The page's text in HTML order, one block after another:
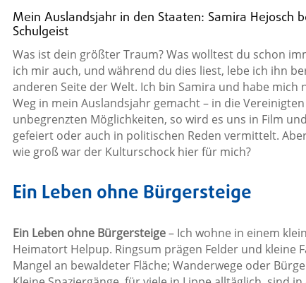
Mein Auslandsjahr in den Staaten: Samira Hejosch
Schulgeist
Was ist dein größter Traum? Was wolltest du schon
ich mir auch, und während du dies liest, lebe ich ihn
anderen Seite der Welt. Ich bin Samira und habe mich
Weg in mein Auslandsjahr gemacht – in die
unbegrenzten Möglichkeiten, so wird es uns in Film
gefeiert oder auch in politischen Reden vermittelt.
wie groß war der Kulturschock hier für mich?
Ein Leben ohne Bürgersteige
Ein Leben ohne Bürgersteige– Ich wohne in einem
Heimatort Helpup. Ringsum prägen Felder und kleine
Mangel an bewaldeter Fläche; Wanderwege oder